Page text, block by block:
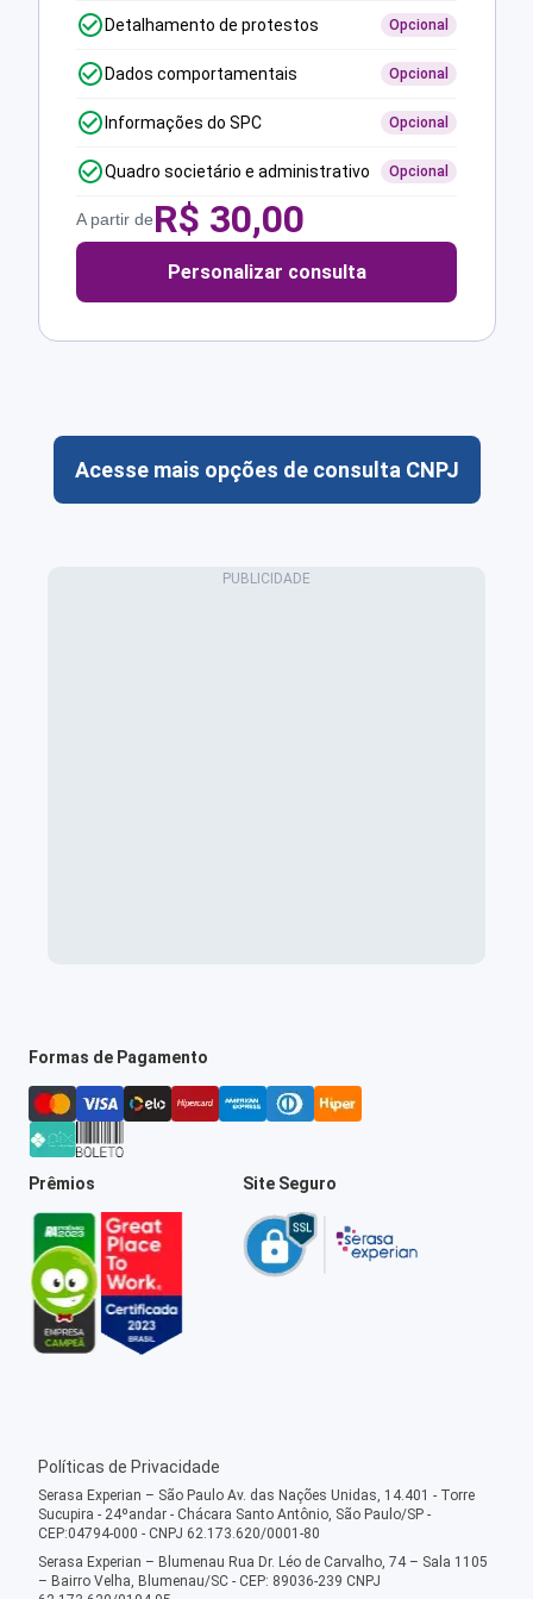
Detalhamento de protestos Opcional
Dados comportamentais Opcional
Informações do SPC Opcional
Quadro societário e administrativo Opcional
A partir deR$ 30,00
Personalizar consulta
Acesse mais opções de consulta CNPJ
Formas de Pagamento
Prêmios Site Seguro
Políticas de Privacidade
Serasa Experian – São Paulo Av. das Nações Unidas, 14.401 - Torre
Sucupira - 24ºandar - Chácara Santo Antônio, São Paulo/SP -
CEP:04794-000 - CNPJ 62.173.620/0001-80
Serasa Experian – Blumenau Rua Dr. Léo de Carvalho, 74 – Sala 1105
– Bairro Velha, Blumenau/SC - CEP: 89036-239 CNPJ